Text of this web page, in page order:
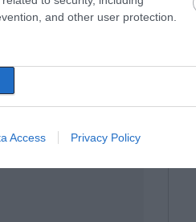
and other user protection.
Access Privacy Policy
και της
για την